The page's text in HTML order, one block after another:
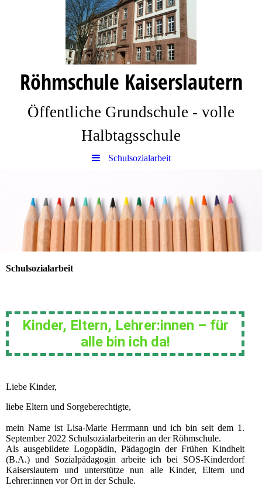
Röhmschule Kaiserslautern
Öffentliche Grundschule - volle
Halbtagsschule
Schulsozialarbeit
Schulsozialarbeit
Kinder, Eltern, Lehrer:innen – für
alle bin ich da!
Liebe Kinder,
liebe Eltern und Sorgeberechtigte,
mein Name ist Lisa-Marie Herrmann und ich bin seit dem 1.
September 2022 Schulsozialarbeiterin an der Röhmschule.
Als ausgebildete Logopädin, Pädagogin der Frühen Kindheit
(B.A.) und Sozialpädagogin arbeite ich bei SOS-Kinderdorf
Kaiserslautern und unterstütze nun alle Kinder, Eltern und
Lehrer:innen vor Ort in der Schule.